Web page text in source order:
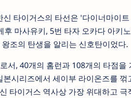
타이거스의 타선은 '다이너마이
마사유키, 5번 타자 오카다 아키
조의 탄생을 알리는 신호탄이었다.
서, 40개의 홈런과 108개의 타점을
시리즈에서 세이부 라이온즈를 꺾
타이거스 역사상 가장 위대하고 극